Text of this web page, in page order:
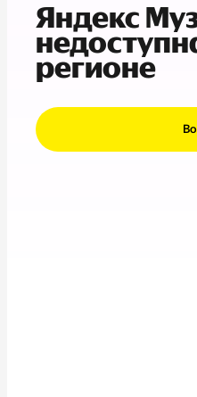
Яндекс
регионе